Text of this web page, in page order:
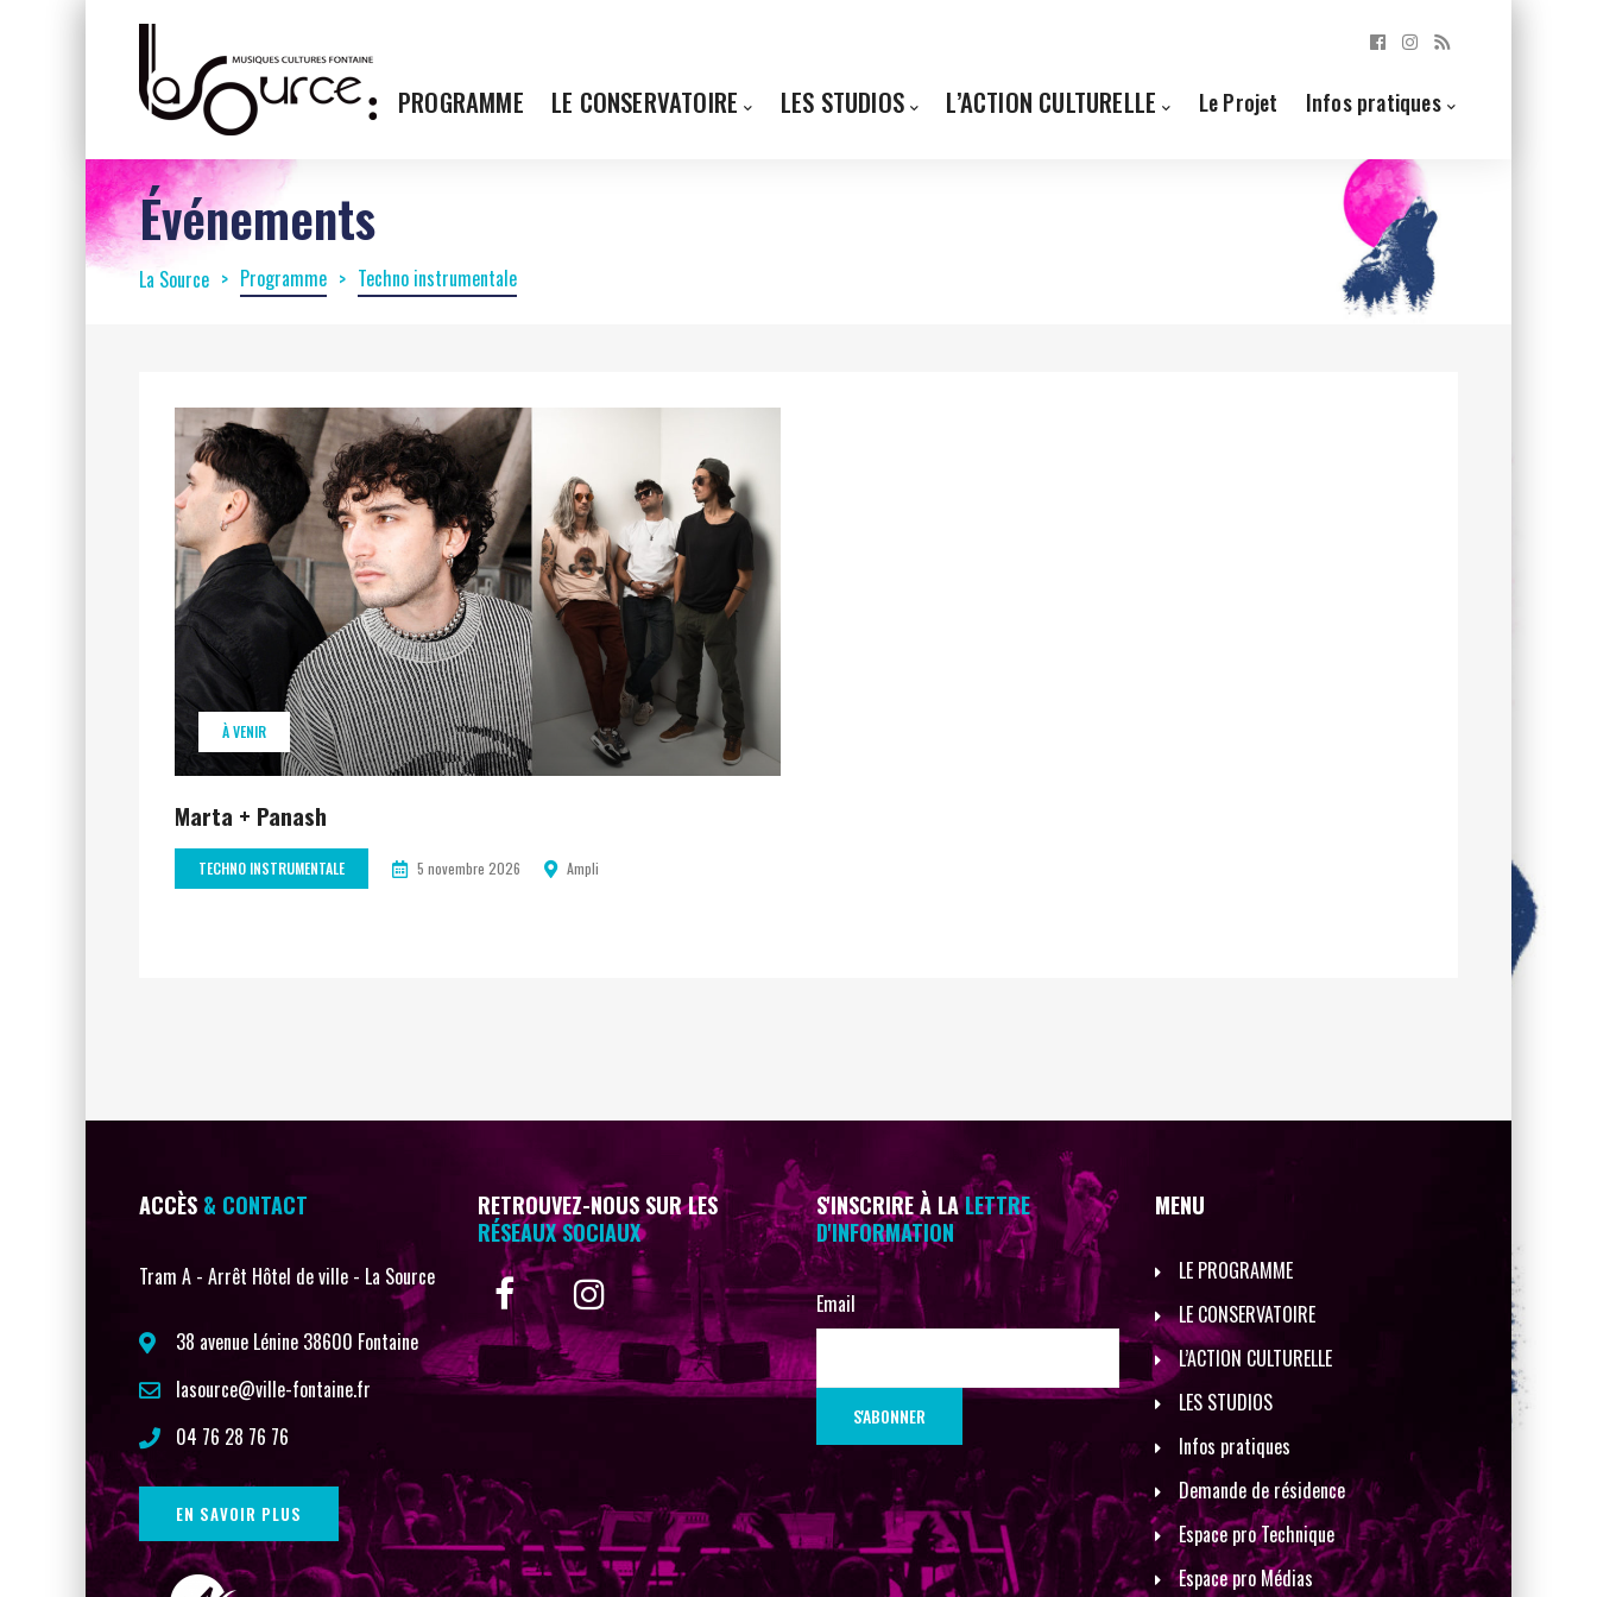
PROGRAMME LE CONSERVATOIRE LES STUDIOS L’ACTION CULTURELLE Le Projet Infos pratiques
Événements
La Source Programme Techno instrumentale
À VENIR
Marta + Panash
TECHNO INSTRUMENTALE 5 novembre 2026 Ampli
ACCÈS & CONTACT
Tram A - Arrêt Hôtel de ville - La Source
38 avenue Lénine 38600 Fontaine
lasource@ville-fontaine.fr
04 76 28 76 76
EN SAVOIR PLUS
RETROUVEZ-NOUS SUR LES
RÉSEAUX SOCIAUX
S'INSCRIRE À LALETTRE
D'INFORMATION
Email
MENU
LE PROGRAMME
LE CONSERVATOIRE
L’ACTION CULTURELLE
LES STUDIOS
Infos pratiques
Demande de résidence
Espace pro Technique
Espace pro Médias